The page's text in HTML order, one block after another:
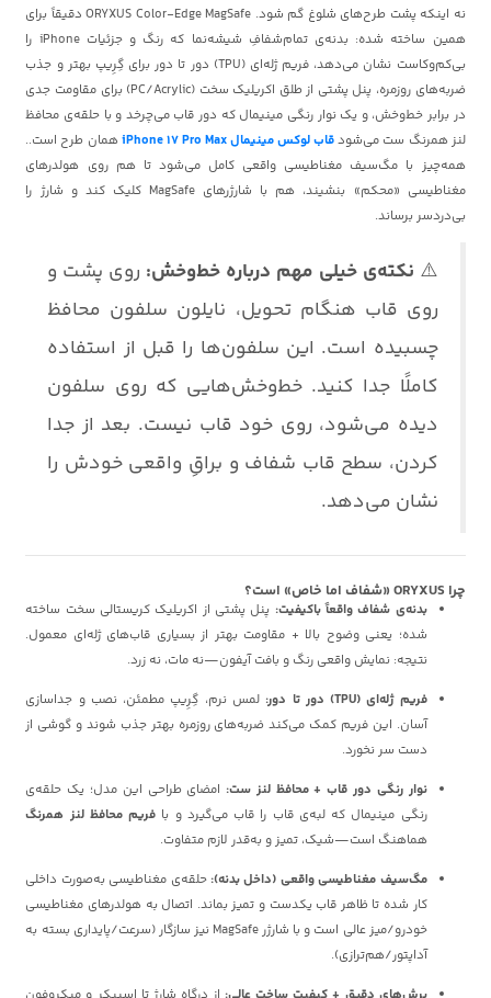
نه اینکه پشت طرح‌های شلوغ گم شود. ORYXUS Color-Edge MagSafe دقیقاً برای
همین ساخته شده: بدنه‌ی تمام‌شفافِ شیشه‌نما که رنگ و جزئیات iPhone را
بی‌کم‌وکاست نشان می‌دهد، فریم ژله‌ای (TPU) دور تا دور برای گِرِیپ بهتر و جذب
ضربه‌های روزمره، پنل پشتی از طلق اکریلیک سخت (PC/Acrylic) برای مقاومت جدی
در برابر خط‌وخش، و یک نوار رنگی مینیمال که دور قاب می‌چرخد و با حلقه‌ی محافظ
لنز همرنگ ست می‌شودقاب لوکس مینیمال iPhone 17 Pro Max
همان طرح است..
همه‌چیز با مگ‌سیف مغناطیسی واقعی کامل می‌شود تا هم روی هولدرهای
مغناطیسی «محکم» بنشیند، هم با شارژرهای MagSafe کلیک کند و شارژ را
بی‌دردسر برساند.
⚠️ نکته‌ی خیلی مهم درباره خط‌وخش: روی پشت و
روی قاب هنگام تحویل، نایلون سلفون محافظ
چسبیده است. این سلفون‌ها را قبل از استفاده
کاملًا جدا کنید. خط‌وخش‌هایی که روی سلفون
دیده می‌شود، روی خود قاب نیست. بعد از جدا
کردن، سطح قاب شفاف و براقِ واقعی خودش را
نشان می‌دهد.
چرا ORYXUS «شفاف اما خاص» است؟
بدنه‌ی شفاف واقعاً باکیفیت: پنل پشتی از اکریلیک کریستالی سخت ساخته
شده؛ یعنی وضوح بالا + مقاومت بهتر از بسیاری قاب‌های ژله‌ای معمول.
نتیجه: نمایش واقعی رنگ و بافت آیفون—نه مات، نه زرد.
فریم ژله‌ای (TPU) دور تا دور:
لمس نرم، گِرِیپ مطمئن، نصب و جداسازی
آسان. این فریم کمک می‌کند ضربه‌های روزمره بهتر جذب شوند و گوشی از
دست سر نخورد.
نوار رنگی دور قاب + محافظ لنز ست: امضای طراحی این مدل؛ یک حلقه‌ی
رنگی مینیمال که لبه‌ی قاب را قاب می‌گیرد و با فریم محافظ لنز همرنگ
هماهنگ است—شیک، تمیز و به‌قدر لازم متفاوت.
مگ‌سیف مغناطیسی واقعی (داخل بدنه): حلقه‌ی مغناطیسی به‌صورت داخلی
کار شده تا ظاهر قاب یکدست و تمیز بماند. اتصال به هولدرهای مغناطیسی
خودرو/میز عالی است و با شارژر MagSafe نیز سازگار (سرعت/پایداری بسته به
آداپتور/هم‌ترازی).